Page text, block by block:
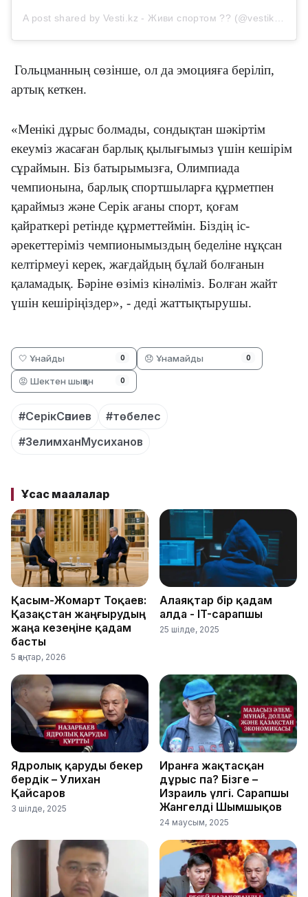
Гольцманның сөзінше, ол да эмоцияға беріліп,
артық кеткен.
«Менікі дұрыс болмады, сондықтан шәкіртім
екеуміз жасаған барлық қылығымыз үшін кешірім
сұраймын. Біз батырымызға, Олимпиада
чемпионына, барлық спортшыларға құрметпен
қараймыз және Серік ағаны спорт, қоғам
қайраткері ретінде құрметтеймін. Біздің іс-
әрекеттеріміз чемпионымыздың беделіне нұқсан
келтірмеуі керек, жағдайдың бұлай болғанын
қаламадық. Бәріне өзіміз кінәліміз. Болған жайт
үшін кешіріңіздер», - деді жаттықтырушы.
🤍 Ұнайды 0 😞 Ұнамайды 0
😡 Шектен шыққан 0
#СерікСәпиев
#төбелес
#ЗелимханМусиханов
Ұқсас мақалалар
Қасым-Жомарт Тоқаев:
Қазақстан жаңғырудың
жаңа кезеңіне қадам
басты
5 қаңтар, 2026
Алаяқтар бір қадам
алда - IT-сарапшы
25 шілде, 2025
Ядролық қаруды бекер
бердік – Уәлихан
Қайсаров
3 шілде, 2025
Иранға жақтасқан
дұрыс па? Бізге –
Израиль үлгі. Сарапшы
Жангелді Шымшықов
24 маусым, 2025